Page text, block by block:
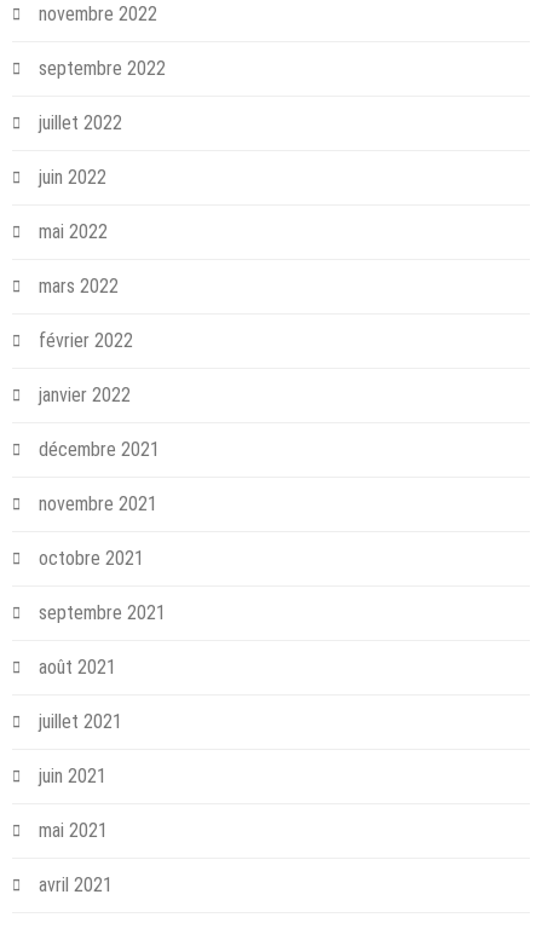
novembre 2022
septembre 2022
juillet 2022
juin 2022
mai 2022
mars 2022
février 2022
janvier 2022
décembre 2021
novembre 2021
octobre 2021
septembre 2021
août 2021
juillet 2021
juin 2021
mai 2021
avril 2021